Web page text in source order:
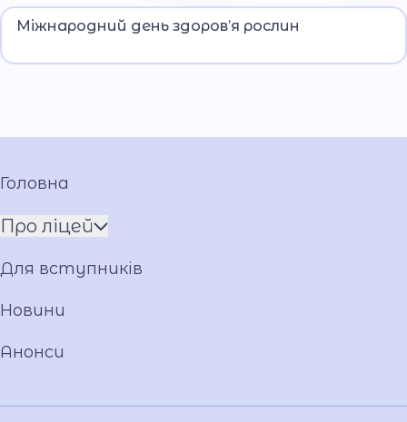
12 травня відзначаємо цей важливий
екологічний день.
Міжнародний день здоров’я рослин
Головна
Про ліцей
Команда
Накази
Публічні закупівлі
Для вступників
Новини
Анонси